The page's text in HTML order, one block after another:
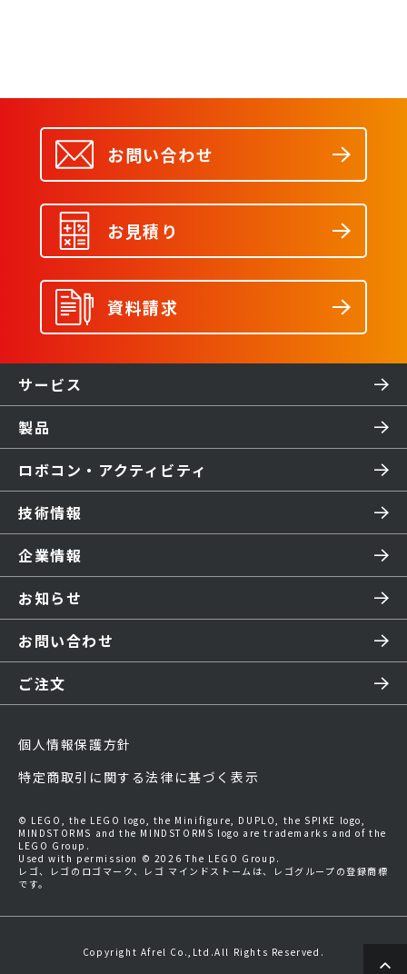
お問い合わせ
お見積り
資料請求
サービス
製品
ロボコン・アクティビティ
技術情報
企業情報
お知らせ
お問い合わせ
ご注文
個人情報保護方針
特定商取引に関する法律に基づく表示
© LEGO, the LEGO logo, the Minifigure, DUPLO, the SPIKE logo,
MINDSTORMS and the MINDSTORMS logo are trademarks and of the
LEGO Group.
Used with permission © 2026 The LEGO Group.
レゴ、レゴのロゴマーク、レゴ マインドストームは、レゴグループの登録商標
です。
Copyright Afrel Co.,Ltd.All Rights Reserved.